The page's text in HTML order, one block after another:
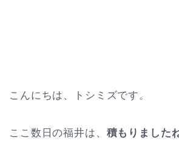
こんにちは、トシミズです。
ここ数日の福井は、 積もりまし